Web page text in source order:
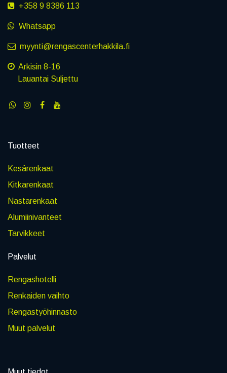
+358 9 8386 113
Whatsapp
myynti@rengascenterhakkila.fi
Arkisin 8-16
Lauantai Suljettu
Tuotteet
Kesärenkaat
Kitkarenkaat
Nastarenkaat
Alumiinivanteet
Tarvikkeet
Palvelut
Rengashotelli
Renkaiden vaihto
Rengastyöhinnasto
Muut palvelut